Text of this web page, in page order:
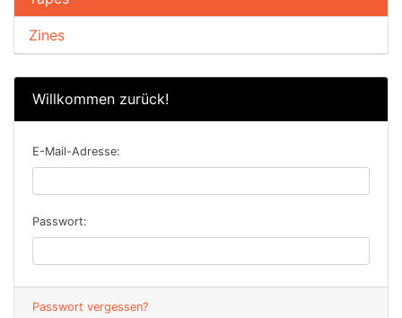
Zines
Willkommen zurück!
E-Mail-Adresse:
Passwort:
Passwort vergessen?